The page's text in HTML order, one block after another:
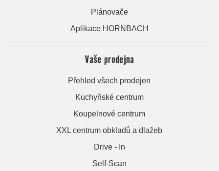
Plánovače
Aplikace HORNBACH
Vaše prodejna
Přehled všech prodejen
Kuchyňské centrum
Koupelnové centrum
XXL centrum obkladů a dlažeb
Drive - In
Self-Scan